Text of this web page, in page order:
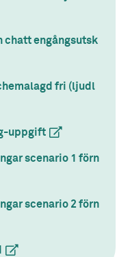
chatt engångsutsk
fri (ljudl
uppgift(extern länk)
scenario 1 förn
scenario 2 förn
(extern länk)